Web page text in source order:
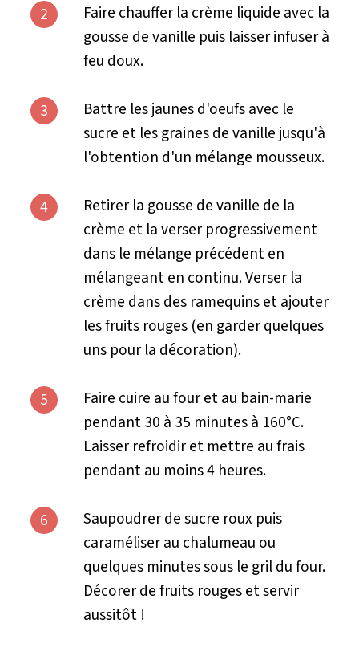
2
Faire chauffer la crème liquide avec la
gousse de vanille puis laisser infuser à
feu doux.
3
Battre les jaunes d'oeufs avec le
sucre et les graines de vanille jusqu'à
l'obtention d'un mélange mousseux.
4
Retirer la gousse de vanille de la
crème et la verser progressivement
dans le mélange précédent en
mélangeant en continu. Verser la
crème dans des ramequins et ajouter
les fruits rouges (en garder quelques
uns pour la décoration).
5
Faire cuire au four et au bain-marie
pendant 30 à 35 minutes à 160°C.
Laisser refroidir et mettre au frais
pendant au moins 4 heures.
6
Saupoudrer de sucre roux puis
caraméliser au chalumeau ou
quelques minutes sous le gril du four.
Décorer de fruits rouges et servir
aussitôt !